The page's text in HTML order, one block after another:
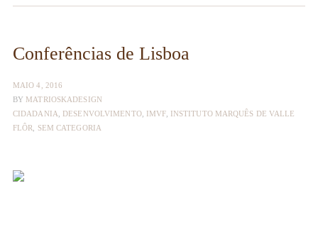
Conferências de Lisboa
MAIO 4, 2016
BY MATRIOSKADESIGN
CIDADANIA
DESENVOLVIMENTO, IMVF, INSTITUTO MARQUÊS DE VALLE
FLÔR
SEM CATEGORIA